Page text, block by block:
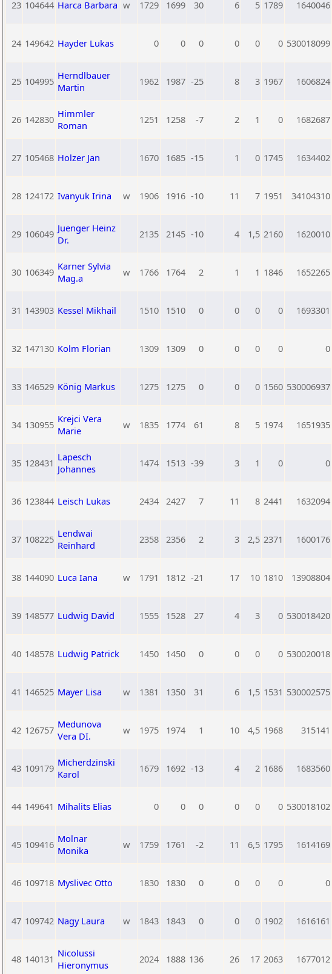
23 104644 Harca Barbara w 1729 1699 30 6 5 1789 1640046
24 149642 Hayder Lukas 0 0 0 0 0 0 530018099
25 104995 Herndlbauer
Martin
1962 1987 -25 8 3 1967 1606824
26 142830 Himmler
Roman
1251 1258 -7 2 1 0 1682687
27 105468 Holzer Jan 1670 1685 -15 1 0 1745 1634402
28 124172 Ivanyuk Irina w 1906 1916 -10 11 7 1951 34104310
29 106049 Juenger Heinz
Dr.
2135 2145 -10 4 1,5 2160 1620010
30 106349 Karner Sylvia
Mag.a
w 1766 1764 2 1 1 1846 1652265
31 143903 Kessel Mikhail 1510 1510 0 0 0 0 1693301
32 147130 Kolm Florian 1309 1309 0 0 0 0 0
33 146529 König Markus 1275 1275 0 0 0 1560 530006937
34 130955 Krejci Vera
Marie
w 1835 1774 61 8 5 1974 1651935
35 128431 Lapesch
Johannes
1474 1513 -39 3 1 0 0
36 123844 Leisch Lukas 2434 2427 7 11 8 2441 1632094
37 108225 Lendwai
Reinhard
2358 2356 2 3 2,5 2371 1600176
38 144090 Luca Iana w 1791 1812 -21 17 10 1810 13908804
39 148577 Ludwig David 1555 1528 27 4 3 0 530018420
40 148578 Ludwig Patrick 1450 1450 0 0 0 0 530020018
41 146525 Mayer Lisa w 1381 1350 31 6 1,5 1531 530002575
42 126757 Medunova
Vera DI.
w 1975 1974 1 10 4,5 1968 315141
43 109179 Micherdzinski
Karol
1679 1692 -13 4 2 1686 1683560
44 149641 Mihalits Elias 0 0 0 0 0 0 530018102
45 109416 Molnar
Monika
w 1759 1761 -2 11 6,5 1795 1614169
46 109718 Myslivec Otto 1830 1830 0 0 0 0 0
47 109742 Nagy Laura w 1843 1843 0 0 0 1902 1616161
48 140131 Nicolussi
Hieronymus
2024 1888 136 26 17 2063 1677012